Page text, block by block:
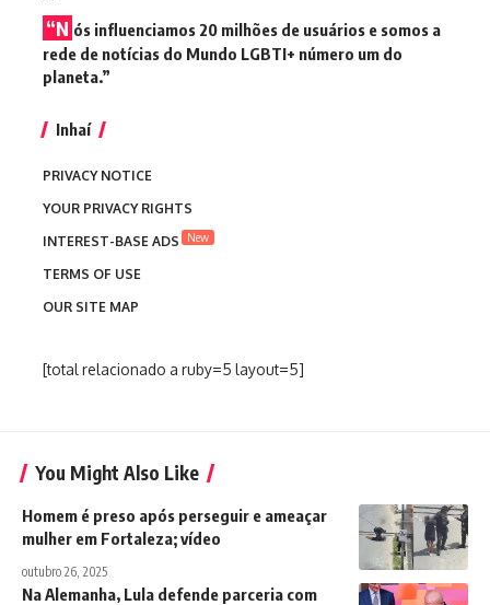
“N ós influenciamos 20 milhões de usuários e somos a
rede de notícias do Mundo LGBTI+ número um do
planeta.”
Inhaí
PRIVACY NOTICE
YOUR PRIVACY RIGHTS
INTEREST-BASE ADS
New
TERMS OF USE
OUR SITE MAP
[total relacionado a ruby=5 layout=5]
You Might Also Like
Homem é preso após perseguir e ameaçar
mulher em Fortaleza; vídeo
outubro 26, 2025
Na Alemanha, Lula defende parceria com